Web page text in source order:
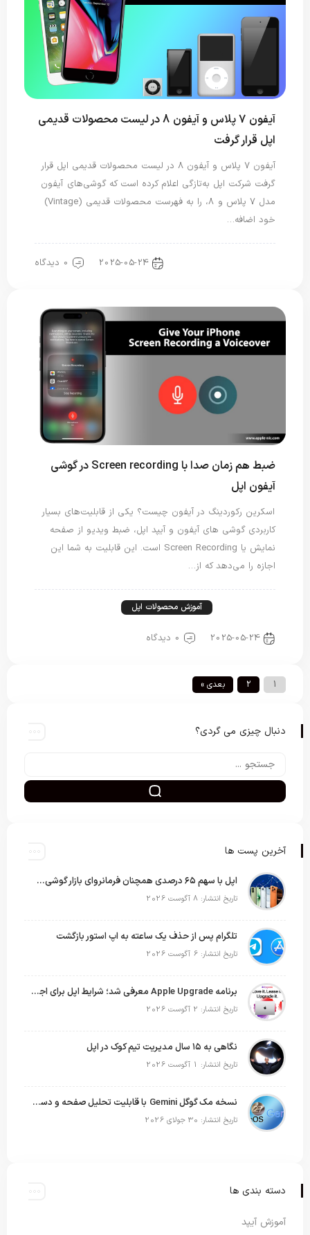
آیفون 7 پلاس و آیفون 8 در لیست محصولات قدیمی
اپل قرار گرفت
آیفون 7 پلاس و آیفون 8 در لیست محصولات قدیمی اپل قرار
گرفت شرکت اپل به‌تازگی اعلام کرده است که گوشی‌های آیفون
مدل ۷ پلاس و ۸، را به فهرست محصولات قدیمی (Vintage)
خود اضافه…
2025-05-24 0 دیدگاه
ضبط هم زمان صدا با Screen recording در گوشی
آیفون اپل
اسکرین رکوردینگ در آیفون چیست؟ یکی از قابلیت‌های بسیار
کاربردی گوشی های آیفون و آیپد اپل، ضبط ویدیو از صفحه
نمایش یا Screen Recording است. این قابلیت به شما این
اجازه را می‌دهد که از…
آموزش محصولات اپل
2025-05-24 0 دیدگاه
1
2 بعدی »
دنبال چیزی می گردی؟
آخرین پست ها
اپل با سهم ۶۵ درصدی همچنان فرمانروای بازار گوشی‌های پریمیوم جهان است
تاریخ انتشار: 8 آگوست 2026
تلگرام پس از حذف یک ساعته به اپ استور بازگشت
تاریخ انتشار: 6 آگوست 2026
برنامه Apple Upgrade معرفی شد؛ شرایط اپل برای اجاره آیفون، آیپد، مک و اپل واچ
تاریخ انتشار: 2 آگوست 2026
نگاهی به ۱۵ سال مدیریت تیم کوک در اپل
تاریخ انتشار: 1 آگوست 2026
نسخه مک گوگل Gemini با قابلیت تحلیل صفحه و دستورات صوتی در به‌روزرسانی جدید
تاریخ انتشار: 30 جولای 2026
دسته بندی ها
آموزش آیپد